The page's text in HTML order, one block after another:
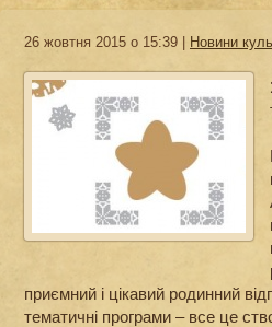
26 жовтня 2015 о 15:39 | Новини
приємний і цікавий родинний
тематичні програми ‒ все це